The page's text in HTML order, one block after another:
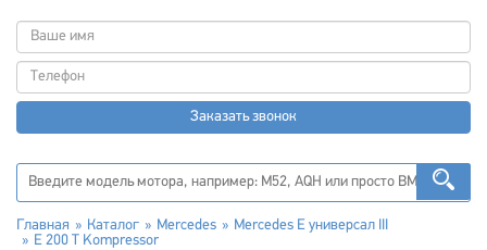
Заказать звонок
Главная Каталог Mercedes
Mercedes E универсал III
E 200 T Kompressor